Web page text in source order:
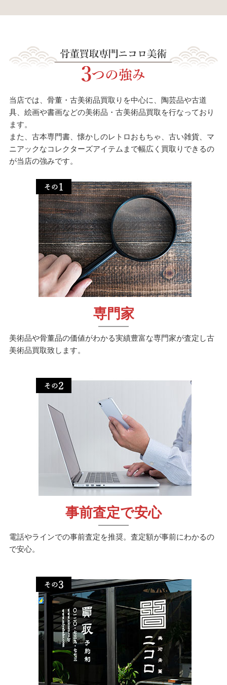
当店では、骨董・古美術品買取りを中心に、陶芸品や古道
具、絵画や書画などの美術品・古美術品買取を行なっており
ます。
また、古本専門書、懐かしのレトロおもちゃ、古い雑貨、マ
ニアックなコレクターズアイテムまで幅広く買取りできるの
が当店の強みです。
専門家
美術品や骨董品の価値がわかる実績豊富な専門家が査定し古
美術品買取致します。
事前査定で安心
電話やラインでの事前査定を推奨。査定額が事前にわかるの
で安心。